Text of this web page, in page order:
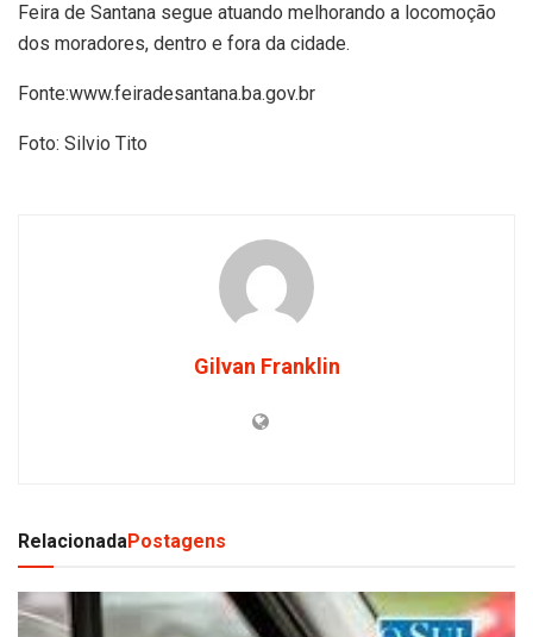
Feira de Santana segue atuando melhorando a locomoção
dos moradores, dentro e fora da cidade.
Fonte:www.feiradesantana.ba.gov.br
Foto: Silvio Tito
Gilvan Franklin
RelacionadaPostagens